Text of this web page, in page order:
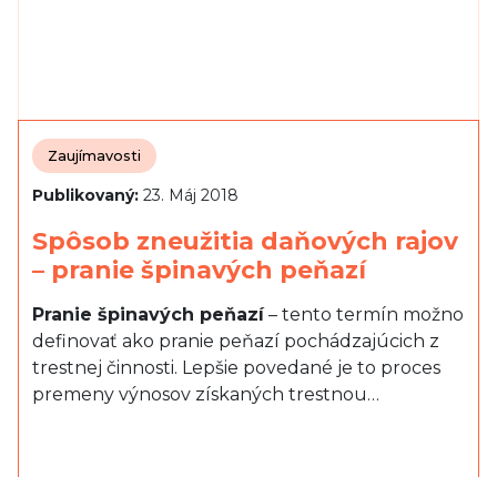
Zaujímavosti
Publikovaný: 23. Máj 2018
Spôsob zneužitia daňových rajov
– pranie špinavých peňazí
Pranie špinavých peňazí– tento termín možno
definovať ako pranie peňazí pochádzajúcich z
trestnej činnosti. Lepšie povedané je to proces
premeny výnosov získaných trestnou…